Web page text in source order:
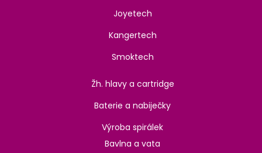
Joyetech
Kangertech
Smoktech
Žh. hlavy a cartridge
Baterie a nabiječky
Výroba spirálek
Bavlna a vata